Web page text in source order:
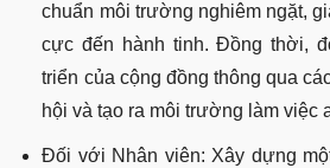
chuẩn môi trường nghiêm ngặt,
cực đến hành tinh. Đồng thời,
triển của cộng đồng thông qua
hội và tạo ra môi trường làm việc
Đối với Nhân viên: Xây dựng